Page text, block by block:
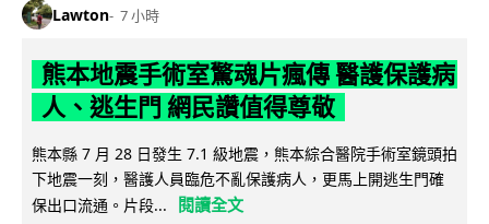
Lawton 7 小時
熊本地震手術室驚魂片瘋傳 醫護保護病
人、逃生門 網民讚值得尊敬
熊本縣 7 月 28 日發生 7.1 級地震，熊本綜合醫院手術室鏡頭拍
下地震一刻，醫護人員臨危不亂保護病人，更馬上開逃生門確
保出口流通。片段...
閱讀全文